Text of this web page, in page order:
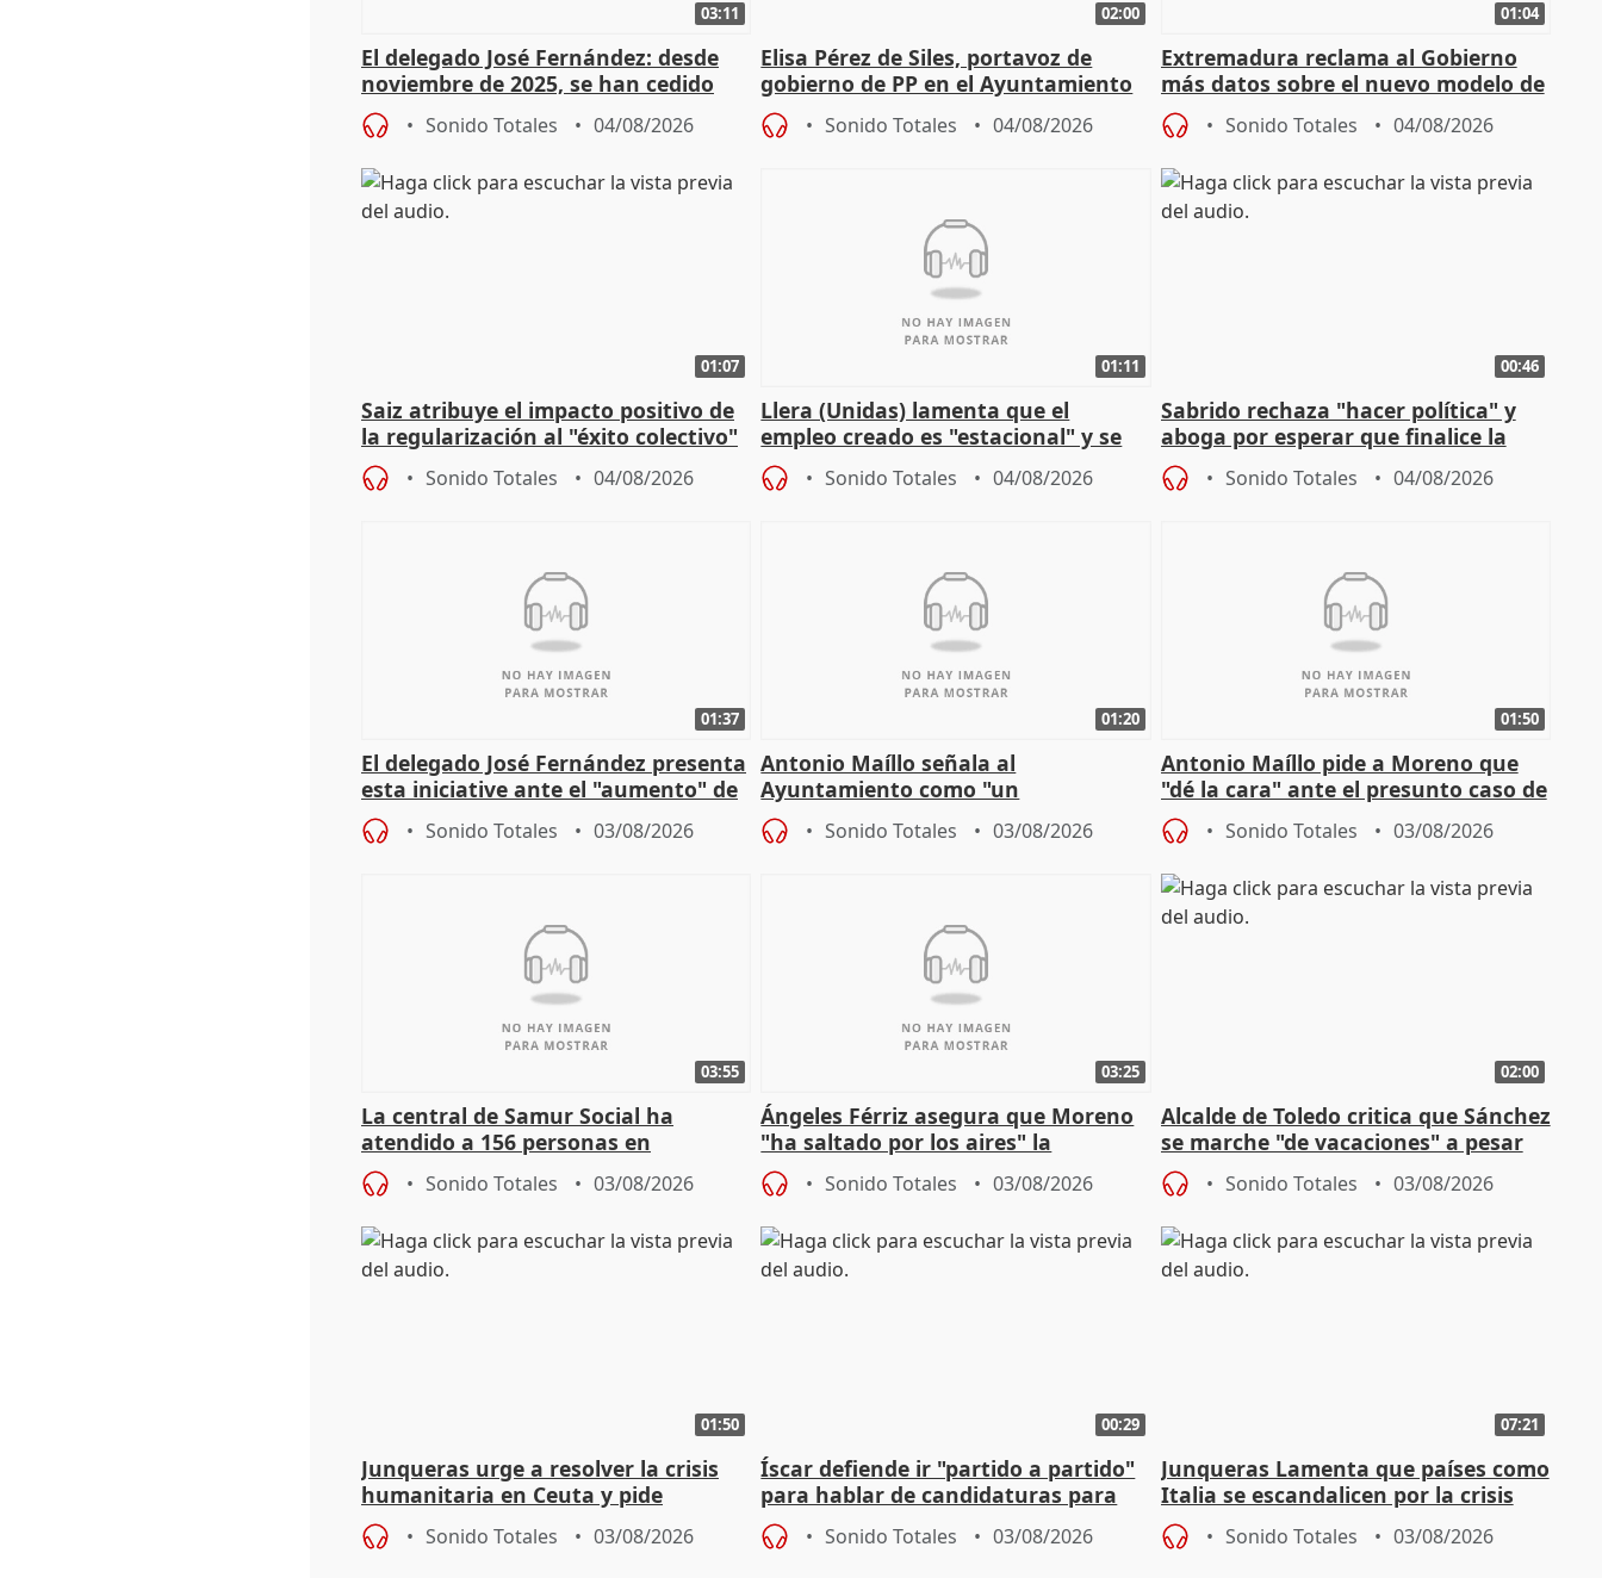
03:11
El delegado José Fernández: desde
noviembre de 2025, se han cedido
9.810 ayudas por nacimiento
Sonido Totales 04/08/2026
02:00
Elisa Pérez de Siles, portavoz de
gobierno de PP en el Ayuntamiento
de Málaga, deja la política
Sonido Totales 04/08/2026
01:04
Extremadura reclama al Gobierno
más datos sobre el nuevo modelo de
financiación
Sonido Totales 04/08/2026
01:07
Saiz atribuye el impacto positivo de
la regularización al "éxito colectivo"
del Gobierno
Sonido Totales 04/08/2026
01:11
Llera (Unidas) lamenta que el
empleo creado es "estacional" y se
"esfumará" al acabar el verano
Sonido Totales 04/08/2026
00:46
Sabrido rechaza "hacer política" y
aboga por esperar que finalice la
investigación del incendio
Sonido Totales 04/08/2026
01:37
El delegado José Fernández presenta
esta iniciative ante el "aumento" de
personas sin hogar en Madri
Sonido Totales 03/08/2026
01:20
Antonio Maíllo señala al
Ayuntamiento como "un
especulador más" sobre viviendas de
Jiménez Becerril
Sonido Totales 03/08/2026
01:50
Antonio Maíllo pide a Moreno que
"dé la cara" ante el presunto caso de
acoso del CEO de ADM
Sonido Totales 03/08/2026
03:55
La central de Samur Social ha
atendido a 156 personas en
situación de calle durante Campaña
de CalorSonido Totales 03/08/2026
03:25
Ángeles Férriz asegura que Moreno
"ha saltado por los aires" la
negociación tras acuerdo con SMA
Sonido Totales 03/08/2026
02:00
Alcalde de Toledo critica que Sánchez
se marche "de vacaciones" a pesar
de la crisis migratoria
Sonido Totales 03/08/2026
01:50
Junqueras urge a resolver la crisis
humanitaria en Ceuta y pide
responsabilidad a la UE
Sonido Totales 03/08/2026
00:29
Íscar defiende ir "partido a partido"
para hablar de candidaturas para
2027
Sonido Totales 03/08/2026
07:21
Junqueras Lamenta que países como
Italia se escandalicen por la crisis
migratoria
Sonido Totales 03/08/2026